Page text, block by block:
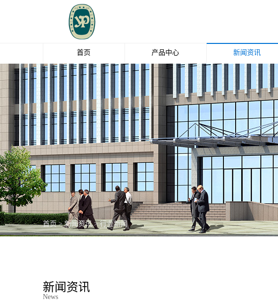
首页 产品中心
玻璃纤维
钛白粉
油脂化工
中石化碳纤维
PC产品
新闻资讯
公司新闻
行业新闻
媒体报道
行业动态
首页 > 新闻资讯 > 行业新闻
新闻资讯
News